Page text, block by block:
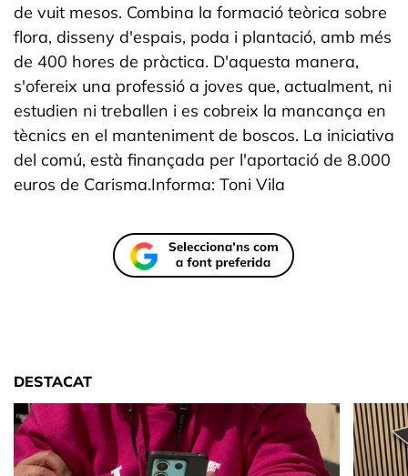
de vuit mesos. Combina la formació teòrica sobre
flora, disseny d'espais, poda i plantació, amb més
de 400 hores de pràctica. D'aquesta manera,
s'ofereix una professió a joves que, actualment, ni
estudien ni treballen i es cobreix la mancança en
tècnics en el manteniment de boscos. La iniciativa
del comú, està finançada per l'aportació de 8.000
euros de Carisma.Informa: Toni Vila
DESTACAT